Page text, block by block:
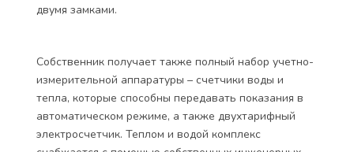
двумя замками.
Собственник получает также полный набор учетно-
измерительной аппаратуры – счетчики воды и
тепла, которые способны передавать показания в
автоматическом режиме, а также двухтарифный
электросчетчик. Теплом и водой комплекс